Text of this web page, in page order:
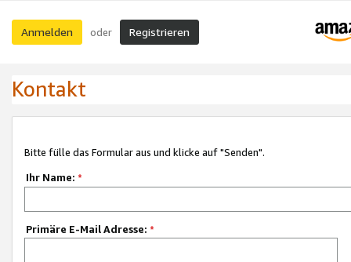
Anmelden oder Registrieren
Kontakt
Bitte fülle das Formular aus und klicke auf "Senden".
Ihr Name: *
Primäre E-Mail Adresse: *